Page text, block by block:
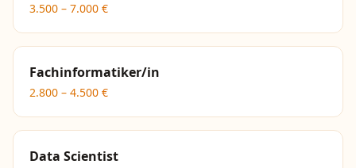
3.500 – 7.000 €
Fachinformatiker/in
2.800 – 4.500 €
Data Scientist